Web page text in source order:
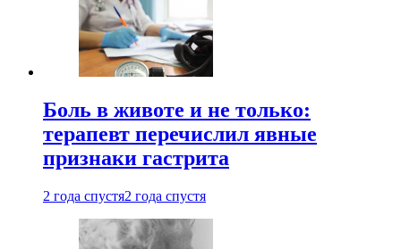
Боль в животе и не только:
терапевт перечислил явные
признаки гастрита
2 года спустя2 года спустя